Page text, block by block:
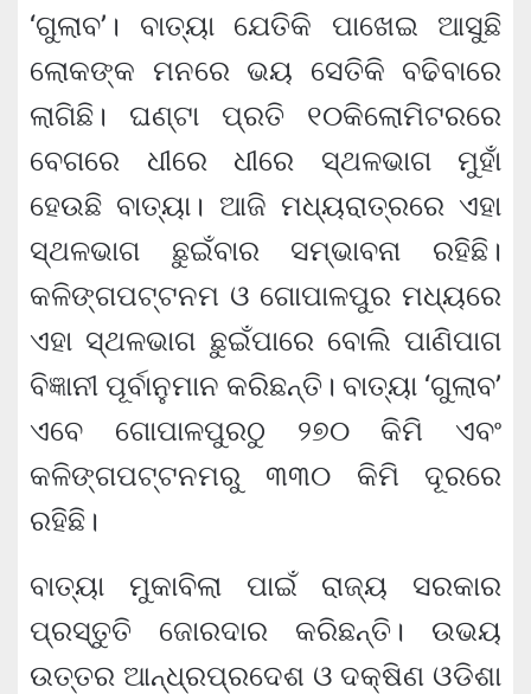
‘ଗୁଲାବ’। ବାତ୍ୟା ଯେତିକି ପାଖେଇ ଆସୁଛି
ଲୋକଙ୍କ ମନରେ ଭୟ ସେତିକି ବଢିବାରେ
ଲାଗିଛି। ଘଣ୍ଟା ପ୍ରତି ୧୦କିଲୋମିଟରରେ
ବେଗରେ ଧୀରେ ଧୀରେ ସ୍ଥଳଭାଗ ମୁହାଁ
ହେଉଛି ବାତ୍ୟା। ଆଜି ମଧ୍ୟରାତ୍ରରେ ଏହା
ସ୍ଥଳଭାଗ ଛୁଇଁବାର ସମ୍ଭାବନା ରହିଛି।
କଳିଙ୍ଗପଟ୍ଟନମ ଓ ଗୋପାଳପୁର ମଧ୍ୟରେ
ଏହା ସ୍ଥଳଭାଗ ଛୁଇଁପାରେ ବୋଲି ପାଣିପାଗ
ବିଜ୍ଞାନୀ ପୂର୍ବାନୁମାନ କରିଛନ୍ତି। ବାତ୍ୟା ‘ଗୁଲାବ’
ଏବେ ଗୋପାଳପୁରଠୁ ୨୭୦ କିମି ଏବଂ
କଳିଙ୍ଗପଟ୍ଟନମରୁ ୩୩୦ କିମି ଦୂରରେ
ରହିଛି।
ବାତ୍ୟା ମୁକାବିଲା ପାଇଁ ରାଜ୍ୟ ସରକାର
ପ୍ରସ୍ତୁତି ଜୋରଦାର କରିଛନ୍ତି। ଉଭୟ
ଉତ୍ତର ଆନ୍ଧ୍ରପ୍ରଦେଶ ଓ ଦକ୍ଷିଣ ଓଡିଶା